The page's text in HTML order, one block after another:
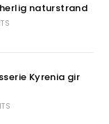
naturstrand
Kyrenia gir